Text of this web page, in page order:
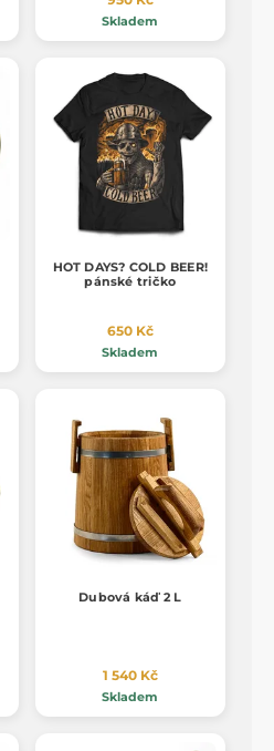
Skladem
HOT DAYS? COLD BEER!
pánské tričko
650 Kč
Skladem
Dubová káď 2 L
1 540 Kč
Skladem